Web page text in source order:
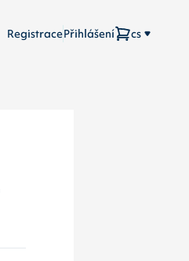
RegistracePřihlášení cs